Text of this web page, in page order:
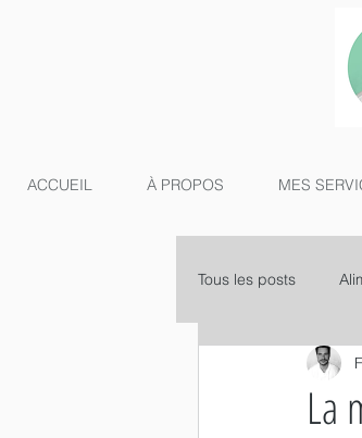
ACCUEIL À PROPOS MES
Tous les posts
La